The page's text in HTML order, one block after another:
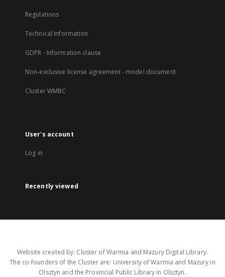
Regulations
Technical Information
GDPR - Information clause
Non-exclusive license agreement - model document
Cluster WMBC
User's account
Log in
Recently viewed
Website created by: Cluster of Warmia and Mazury Digital Library.
The co-founders of the Cluster are: University of Warmia and Mazury in
Olsztyn and the Provincial Public Library in Olsztyn.